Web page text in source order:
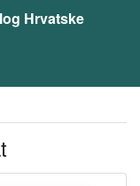
Hrvatske